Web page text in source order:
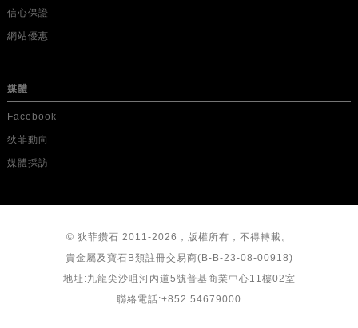
信心保證
網站優惠
媒體
Facebook
狄菲動向
媒體採訪
© 狄菲鑽石 2011-2026，版權所有，不得轉載。
貴金屬及寶石B類註冊交易商(B-B-23-08-00918)
地址:九龍尖沙咀河內道5號普基商業中心11樓02室
聯絡電話:+852 54679000